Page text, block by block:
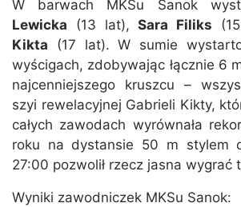
W barwach MKSu Sanok
Lewicka (13 lat),Sara Filiks
Kikta (17 lat). W sumie
wyścigach, zdobywając łącznie 6
najcenniejszego kruszcu –
szyi rewelacyjnej Gabrieli Kikty,
całych zawodach wyrównała
roku na dystansie 50 m stylem
27:00 pozwolił rzecz jasna wygrać
Wyniki zawodniczek MKSu Sanok: